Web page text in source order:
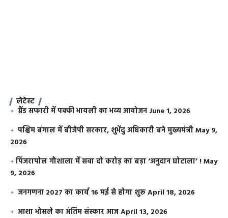
लेटेस्ट
ग्रैंड सफारी में पक्की भायली का भव्य आयोजन June 1, 2026
पश्चिम बंगाल में बीजेपी सरकार, शुभेंदु अधिकारी बने मुख्यमंत्रीMay 9,
2026
​पिंजरापोल गौशाला में सवा दो करोड़ का बड़ा ‘अनुदान घोटाला’ !May
9, 2026
जनगणना 2027 का कार्य 16 मई से होगा शुरूApril 18, 2026
आशा भोसले का अंतिम संस्कार आजApril 13, 2026